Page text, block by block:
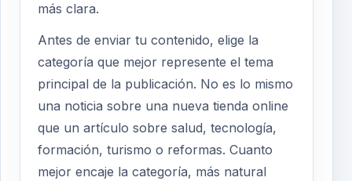
más clara.
Antes de enviar tu contenido, elige la
categoría que mejor represente el tema
principal de la publicación. No es lo mismo
una noticia sobre una nueva tienda online
que un artículo sobre salud, tecnología,
formación, turismo o reformas. Cuanto
mejor encaje la categoría, más natural